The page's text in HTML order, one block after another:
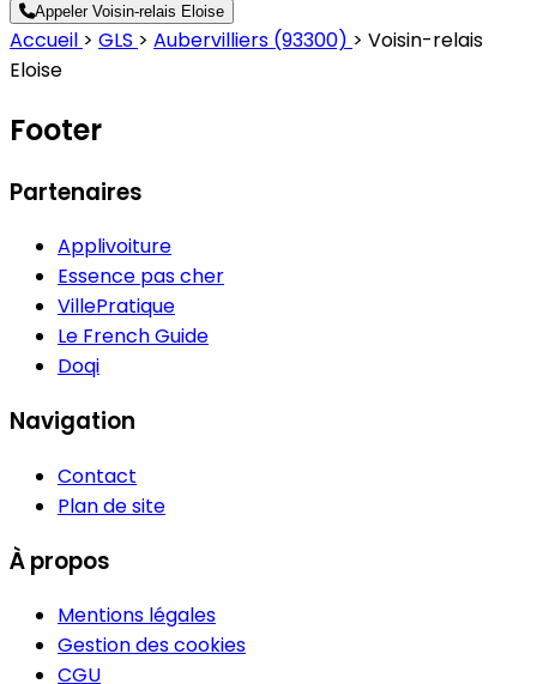
Appeler Voisin-relais Eloise
Accueil > GLS > Aubervilliers (93300) > Voisin-relais
Eloise
Footer
Partenaires
Applivoiture
Essence pas cher
VillePratique
Le French Guide
Doqi
Navigation
Contact
Plan de site
À propos
Mentions légales
Gestion des cookies
CGU